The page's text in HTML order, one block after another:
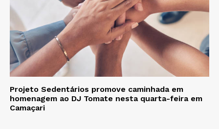
Projeto Sedentários promove caminhada em
homenagem ao DJ Tomate nesta quarta-feira em
Camaçari